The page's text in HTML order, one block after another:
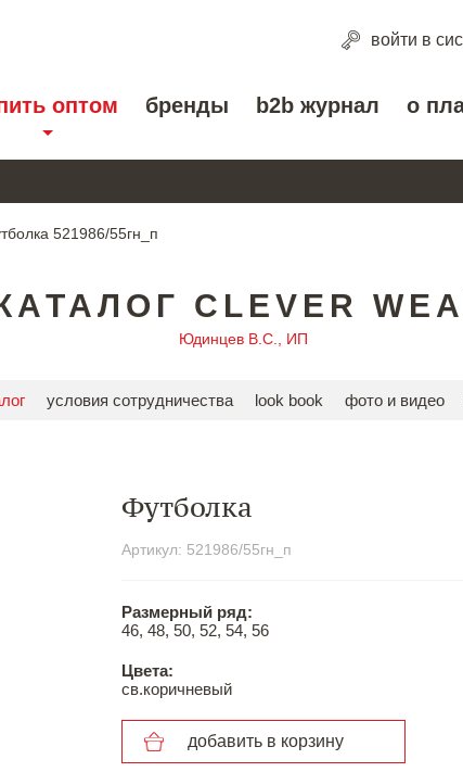
войти в
оптом бренды b2b журнал о
521986/55гн_п
CLEVER
Юдинцев В.С., ИП
условия сотрудничества look book фото и видео
Футболка
Артикул: 521986/55гн_п
Размерный ряд:
46, 48, 50, 52, 54, 56
Цвета:
св.коричневый
добавить в корзину